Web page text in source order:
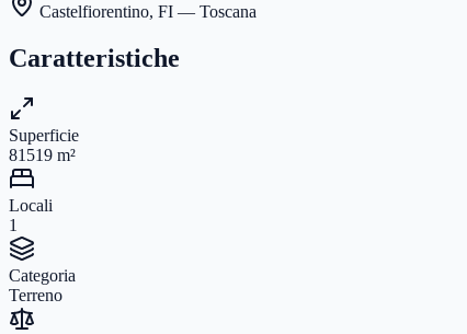
Castelfiorentino, FI — Toscana
Caratteristiche
Superficie
81519 m²
Locali
1
Categoria
Terreno